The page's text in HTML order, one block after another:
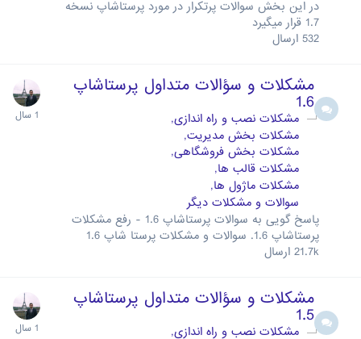
در این بخش سوالات پرتکرار در مورد پرستاشاپ نسخه
1.7 قرار میگیرد
532 ارسال
مشکلات و سؤالات متداول پرستاشاپ
1.6
مشکلات نصب و راه اندازی
مشکلات بخش مدیریت
مشکلات بخش فروشگاهی
مشکلات قالب ها
مشکلات ماژول ها
سوالات و مشکلات دیگر
پاسخ گویی به سوالات پرستاشاپ 1.6 - رفع مشکلات
پرستاشاپ 1.6. سوالات و مشکلات پرستا شاپ 1.6
21.7k ارسال
مشکلات و سؤالات متداول پرستاشاپ
1.5
مشکلات نصب و راه اندازی